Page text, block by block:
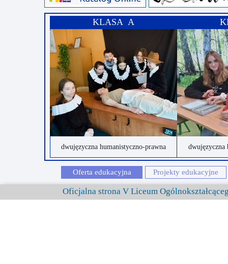
KLASA A
dwujęzyczna
dwujęzyczna humanistyczno-prawna
Projekty edukacyjne
Oferta edukacyjna
Oficjalna strona V Liceum